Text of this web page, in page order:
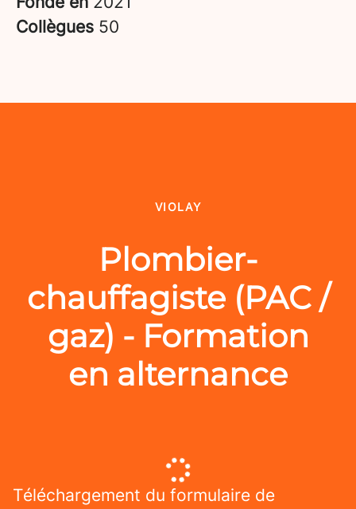
Collègues 50
VIOLAY
Plombier-
chauffagiste (PAC /
gaz) - Formation
en alternance
Téléchargement du formulaire de